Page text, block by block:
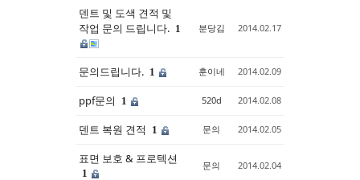
덴트 및 도색 견적 및
작업 문의 드립니다. 1 분당김 2014.02.17
문의드립니다. 1 훈이네 2014.02.09
ppf문의 1 520d 2014.02.08
덴트 복원 견적 1 문의 2014.02.05
표면 보호 & 프로텍션
1
문의 2014.02.04